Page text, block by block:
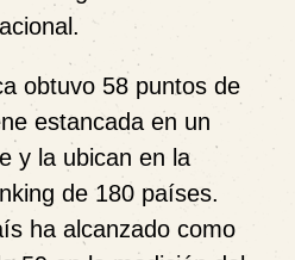
obtuvo 58 puntos de
estancada en un
y la ubican en la
de 180 países.
ha alcanzado como